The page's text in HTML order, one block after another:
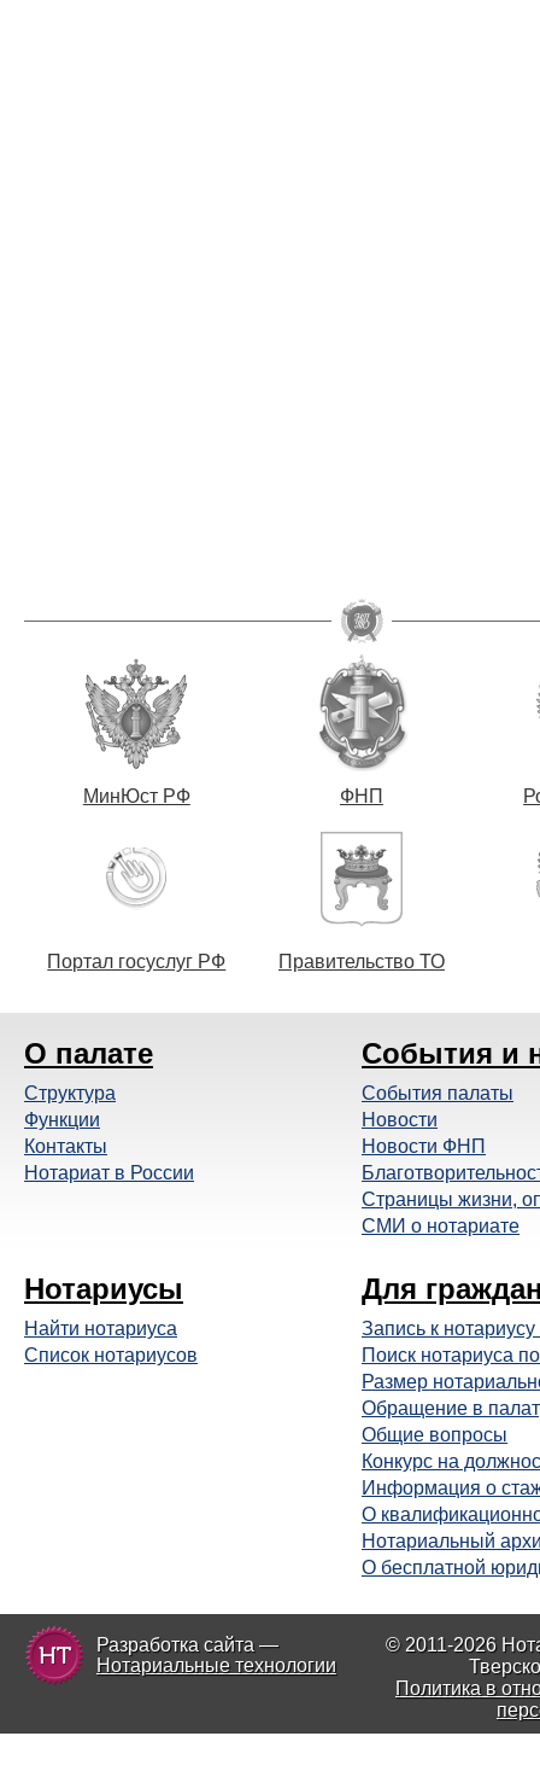
МинЮст РФ ФНП
Портал госуслуг РФ Правительство ТО
О палате
Структура
Функции
Контакты
Нотариат в России
События и
События палаты
Новости
Новости ФНП
Страницы жизни,
СМИ о нотариате
Нотариусы
Найти нотариуса
Список нотариусов
Для
Запись к нотариусу
Поиск нотариуса
Размер
Обращение в
Общие вопросы
Конкурс на
Информация о
О
Нотариальный
О бесплатной
Разработка сайта —
Нотариальные технологии
© 2011-2026
Политика в